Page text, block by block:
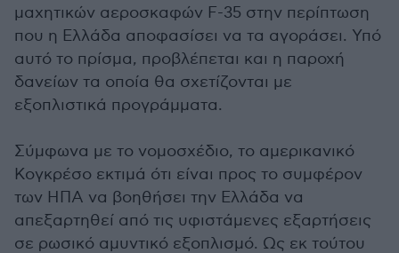
μαχητικών αεροσκαφών F-35 στην περίπτωση
που η Ελλάδα αποφασίσει να τα αγοράσει. Υπό
αυτό το πρίσμα, προβλέπεται και η παροχή
δανείων τα οποία θα σχετίζονται με
εξοπλιστικά προγράμματα.
Σύμφωνα με το νομοσχέδιο, το αμερικανικό
Κογκρέσο εκτιμά ότι είναι προς το συμφέρον
των ΗΠΑ να βοηθήσει την Ελλάδα να
απεξαρτηθεί από τις υφιστάμενες εξαρτήσεις
σε ρωσικό αμυντικό εξοπλισμό. Ως εκ τούτου